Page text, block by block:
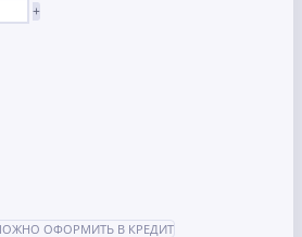
+
ОФОРМИТЬ В КРЕДИТ